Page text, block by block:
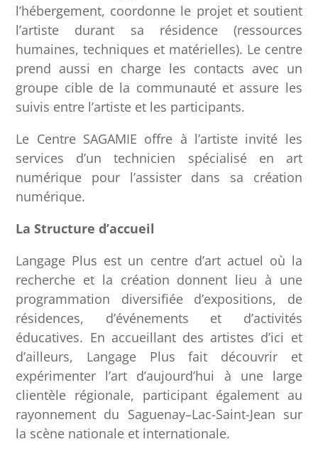
l’hébergement, coordonne le projet et soutient
l’artiste durant sa résidence (ressources
humaines, techniques et matérielles). Le centre
prend aussi en charge les contacts avec un
groupe cible de la communauté et assure les
suivis entre l’artiste et les participants.
Le Centre SAGAMIE offre à l’artiste invité les
services d’un technicien spécialisé en art
numérique pour l’assister dans sa création
numérique.
La Structure d’accueil
Langage Plus est un centre d’art actuel où la
recherche et la création donnent lieu à une
programmation diversifiée d’expositions, de
résidences, d’événements et d’activités
éducatives. En accueillant des artistes d’ici et
d’ailleurs, Langage Plus fait découvrir et
expérimenter l’art d’aujourd’hui à une large
clientèle régionale, participant également au
rayonnement du Saguenay–Lac-Saint-Jean sur
la scène nationale et internationale.